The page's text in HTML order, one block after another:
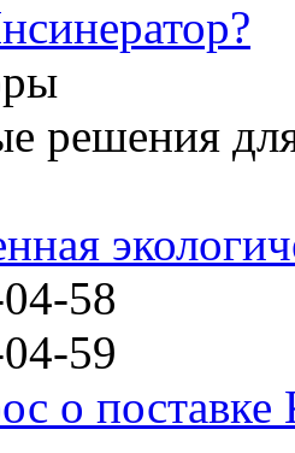
решения
58
59
о